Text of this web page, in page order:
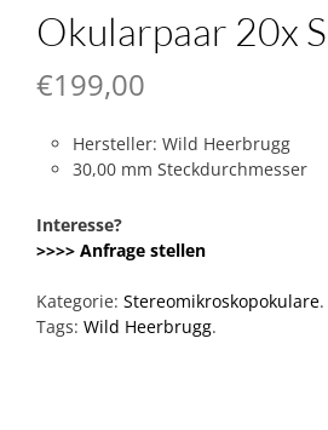
Okularpaar 20x S
€199,00
Hersteller: Wild Heerbrugg
30,00 mm Steckdurchmesser
Interesse?
>>>> Anfrage stellen
Kategorie: Stereomikroskopokulare.
Tags: Wild Heerbrugg.